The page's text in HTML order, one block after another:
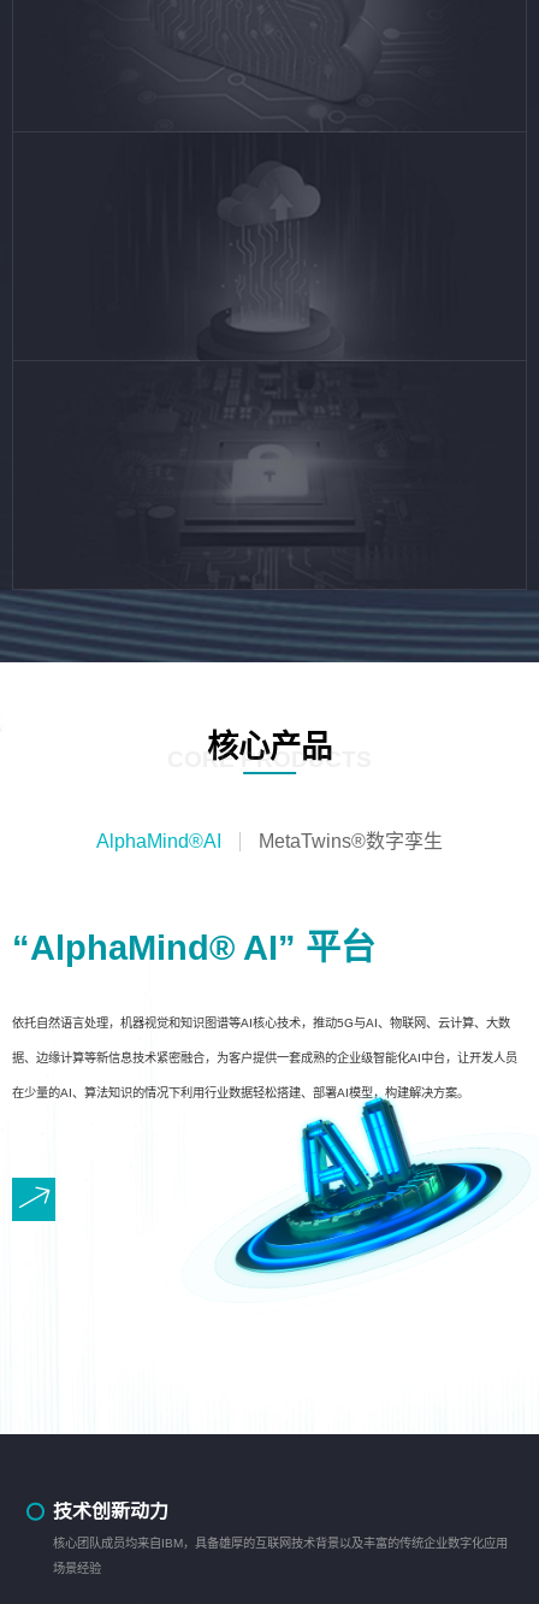
核心产品
CORE PRODUCTS
AlphaMind®AI MetaTwins®数字孪生
“AlphaMind® AI” 平台
依托自然语言处理，机器视觉和知识图谱等AI核心技术，推动5G与AI、物联网、云计算、大数
据、边缘计算等新信息技术紧密融合，为客户提供一套成熟的企业级智能化AI中台，让开发人员
在少量的AI、算法知识的情况下利用行业数据轻松搭建、部署AI模型，构建解决方案。
技术创新动力
核心团队成员均来自IBM，具备雄厚的互联网技术背景以及丰富的传统企业数字化应用
场景经验